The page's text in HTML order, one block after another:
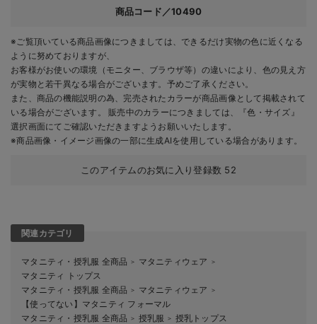
商品コード／10490
※ご覧頂いている商品画像につきましては、できるだけ実物の色に近くなる
ように努めておりますが、
お客様がお使いの環境（モニター、ブラウザ等）の違いにより、色の見え方
が実物と若干異なる場合がございます。予めご了承ください。
また、商品の機能説明の為、完売されたカラーが商品画像として掲載されて
いる場合がございます。 販売中のカラーにつきましては、『色・サイズ』
選択画面にてご確認いただきますようお願いいたします。
※商品画像・イメージ画像の一部に生成AIを使用している場合があります。
このアイテムのお気に入り登録数 52
関連カテゴリ
マタニティ・授乳服 全商品 ＞ マタニティウェア ＞
マタニティ トップス
マタニティ・授乳服 全商品 ＞ マタニティウェア ＞
【使ってない】マタニティ フォーマル
マタニティ・授乳服 全商品 ＞ 授乳服 ＞ 授乳トップス